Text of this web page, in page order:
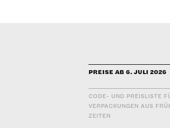
PREISE AB 6. JULI 2026
CODE- UND PREISLISTE
VERPACKUNGEN AUS
ZEITEN